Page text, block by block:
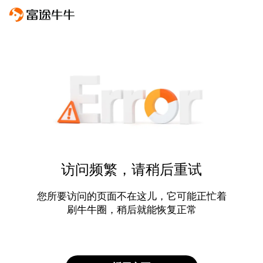
访问频繁，请稍后重试
您所要访问的页面不在这儿，它可能正忙着
刷牛牛圈，稍后就能恢复正常